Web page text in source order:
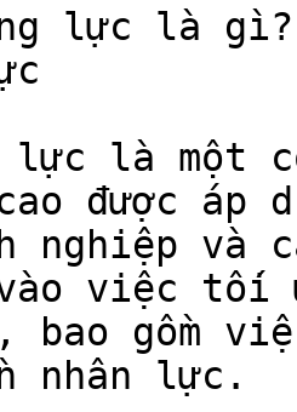
lực là gì?
lực là một
được áp
nghiệp và
việc tối
bao gồm
nhân lực.